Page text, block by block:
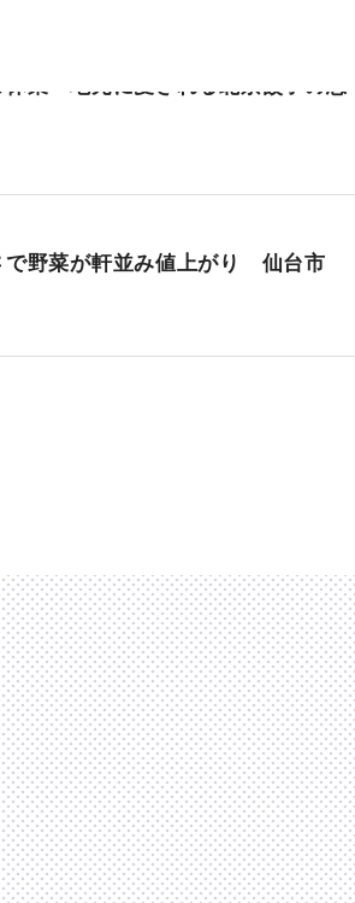
休業 地元に愛される北京餃子の思
野菜が軒並み値上がり 仙台市